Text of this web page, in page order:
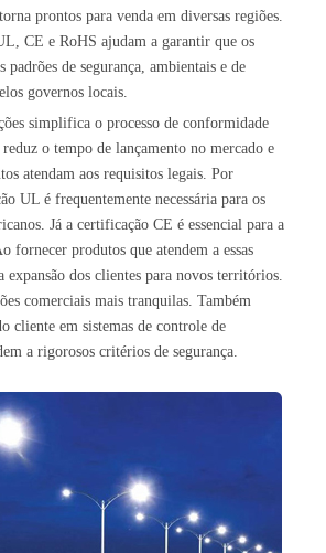
prontos para venda em diversas regiões.
CE e RoHS ajudam a garantir que os
padrões de segurança, ambientais e de
governos locais.
simplifica o processo de conformidade
o tempo de lançamento no mercado e
atendam aos requisitos legais. Por
UL é frequentemente necessária para os
Já a certificação CE é essencial para a
fornecer produtos que atendem a essas
expansão dos clientes para novos territórios.
comerciais mais tranquilas. Também
cliente em sistemas de controle de
a rigorosos critérios de segurança.